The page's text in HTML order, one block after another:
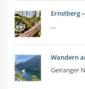
Ernstberg
...
Wandern
Geiranger